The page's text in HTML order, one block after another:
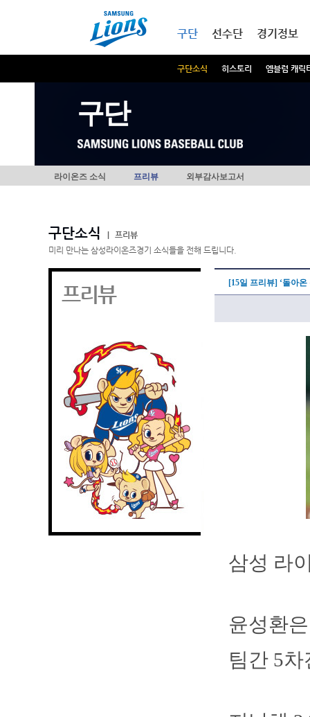
구단
구단소식 히스토리 엠블럼 캐릭
선수단 경기정보
구단
라이온즈 소식 프리뷰 외부감사보고서
구단소식
프리뷰
미리 만나는 삼성라이온즈경기 소식들을 전해 드립니다.
프리뷰 [15일 프리뷰] ‘돌아
삼성 라
윤성환
팀간 5